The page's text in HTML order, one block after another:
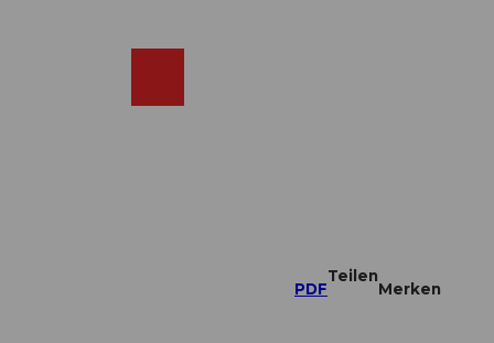
PDF
Teilen
Merken